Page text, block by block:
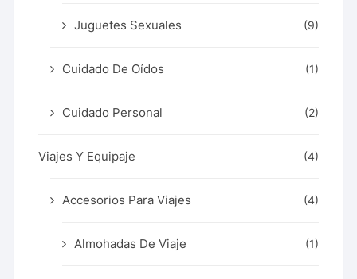
Juguetes Sexuales (9)
Cuidado De Oídos (1)
Cuidado Personal (2)
Viajes Y Equipaje (4)
Accesorios Para Viajes (4)
Almohadas De Viaje (1)